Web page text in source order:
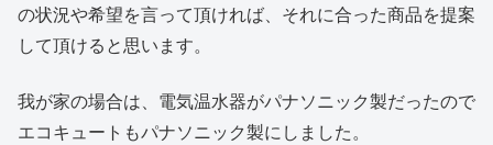
の状況や希望を言って頂ければ、それに合った商品を提案
して頂けると思います。
我が家の場合は、電気温水器がパナソニック製だったので
エコキュートもパナソニック製にしました。